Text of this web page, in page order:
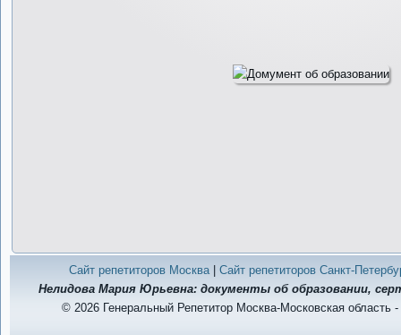
Сайт репетиторов Москва| Сайт репетиторов Санкт-
Нелидова Мария Юрьевна: документы об образовании,
© 2026 Генеральный Репетитор Москва-Московская область